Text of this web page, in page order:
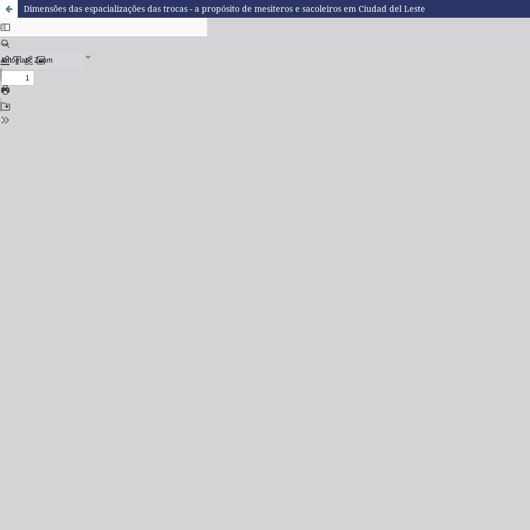
Dimensões das espacializações das trocas - a propósito de mesiteros e sacoleiros em Ciudad del Leste